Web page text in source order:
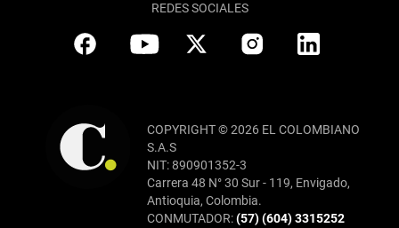
REDES SOCIALES
COPYRIGHT © 2026 EL COLOMBIANO
S.A.S
NIT: 890901352-3
Carrera 48 N° 30 Sur - 119, Envigado,
Antioquia, Colombia.
CONMUTADOR:(57) (604) 3315252